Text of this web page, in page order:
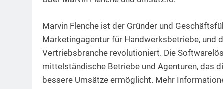
Marvin Flenche ist der Gründer und
Marketingagentur für Handwerksbetriebe, und
Vertriebsbranche revolutioniert. Die
mittelständische Betriebe und Agenturen, das
bessere Umsätze ermöglicht. Mehr